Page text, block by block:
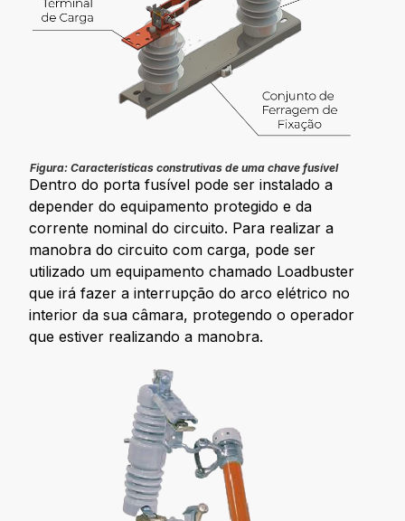
Figura: Características construtivas de uma chave fusível
Dentro do porta fusível pode ser instalado a
depender do equipamento protegido e da
corrente nominal do circuito. Para realizar a
manobra do circuito com carga, pode ser
utilizado um equipamento chamado Loadbuster
que irá fazer a interrupção do arco elétrico no
interior da sua câmara, protegendo o operador
que estiver realizando a manobra.